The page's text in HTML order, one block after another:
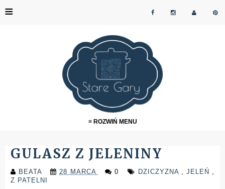
≡
≡ ROZWIŃ MENU
GULASZ Z JELENINY
BEATA 28 MARCA 0 DZICZYZNA ,JELEŃ ,
Z PATELNI